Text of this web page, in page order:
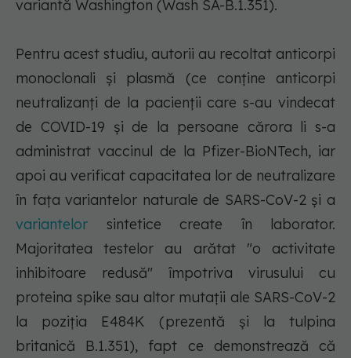
variantă Washington (Wash SA-B.1.351).
Pentru acest studiu, autorii au recoltat anticorpi
monoclonali şi plasmă (ce conţine anticorpi
neutralizanţi de la pacienţii care s-au vindecat
de COVID-19 şi de la persoane cărora li s-a
administrat vaccinul de la Pfizer-BioNTech, iar
apoi au verificat capacitatea lor de neutralizare
în faţa variantelor naturale de SARS-CoV-2 şi a
variantelor sintetice create în laborator.
Majoritatea testelor au arătat "o activitate
inhibitoare redusă" împotriva virusului cu
proteina spike sau altor mutaţii ale SARS-CoV-2
la poziţia E484K (prezentă şi la tulpina
britanică B.1.351), fapt ce demonstrează că